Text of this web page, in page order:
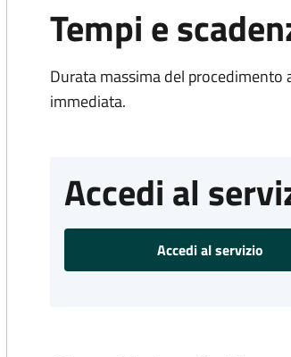
Tempi e
Durata massima del
immediata.
Accedi al
Accedi al servizio